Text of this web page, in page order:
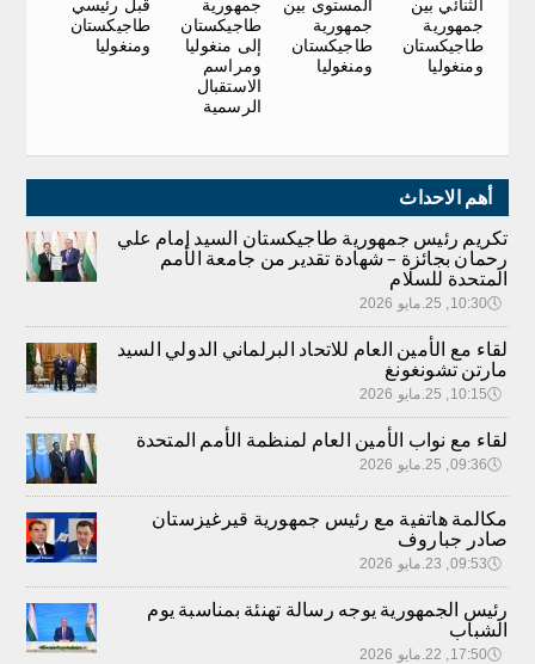
الثنائي بين
جمهورية
طاجيكستان
ومنغوليا
المستوى بين
جمهورية
طاجيكستان
ومنغوليا
جمهورية
طاجيكستان
إلى منغوليا
ومراسم
الاستقبال
الرسمية
قبل رئيسي
طاجيكستان
ومنغوليا
أهم الاحداث
تكريم رئيس جمهورية طاجيكستان السيد إمام علي
رحمان بجائزة – شهادة تقدير من جامعة الأمم
المتحدة للسلام
🕔10:30, 25.مايو 2026
لقاء مع الأمين العام للاتحاد البرلماني الدولي السيد
مارتن تشونغونغ
🕔10:15, 25.مايو 2026
لقاء مع نواب الأمين العام لمنظمة الأمم المتحدة
🕔09:36, 25.مايو 2026
مكالمة هاتفية مع رئيس جمهورية قيرغيزستان
صادر جباروف
🕔09:53, 23.مايو 2026
رئيس الجمهورية يوجه رسالة تهنئة بمناسبة يوم
الشباب
🕔17:50, 22.مايو 2026